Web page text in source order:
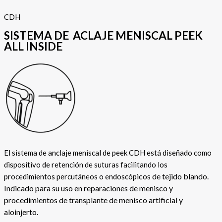
CDH
SISTEMA DE ACLAJE MENISCAL PEEK
ALL INSIDE
El sistema de anclaje meniscal de peek CDH está diseñado como
dispositivo de retención de suturas facilitando los
procedimientos percutáneos o endoscópicos de tejido blando.
Indicado para su uso en reparaciones de menisco y
procedimientos de transplante de menisco artificial y
aloinjerto.